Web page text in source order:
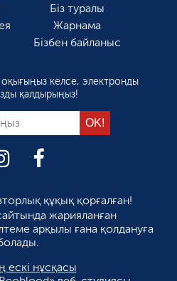
Біз туралы
Жарнама
Бізбен байланыс
келсе, электронды
қалдырыңыз!
құқық қорғалған!
жарияланған
арқылы ғана қолдануға
ескі нұсқасы